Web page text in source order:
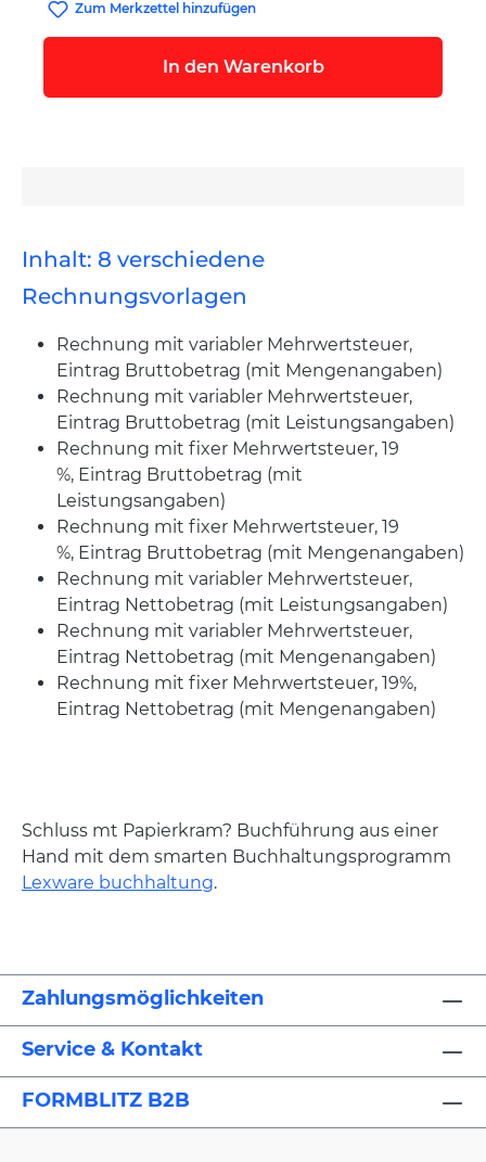
Zum Merkzettel hinzufügen
In den Warenkorb
Inhalt: 8 verschiedene
Rechnungsvorlagen
Rechnung mit variabler Mehrwertsteuer,
Eintrag Bruttobetrag (mit Mengenangaben)
Rechnung mit variabler Mehrwertsteuer,
Eintrag Bruttobetrag (mit Leistungsangaben)
Rechnung mit fixer Mehrwertsteuer, 19
%, Eintrag Bruttobetrag (mit
Leistungsangaben)
Rechnung mit fixer Mehrwertsteuer, 19
%, Eintrag Bruttobetrag (mit Mengenangaben)
Rechnung mit variabler Mehrwertsteuer,
Eintrag Nettobetrag (mit Leistungsangaben)
Rechnung mit variabler Mehrwertsteuer,
Eintrag Nettobetrag (mit Mengenangaben)
Rechnung mit fixer Mehrwertsteuer, 19%,
Eintrag Nettobetrag (mit Mengenangaben)
Schluss mt Papierkram? Buchführung aus einer
Hand mit dem smarten Buchhaltungsprogramm
Lexware buchhaltung.
Zahlungsmöglichkeiten
Service & Kontakt
FORMBLITZ B2B